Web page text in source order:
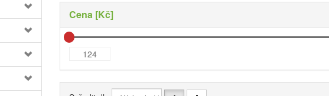
Cena [Kč]